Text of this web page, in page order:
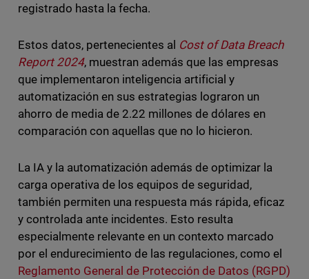
registrado hasta la fecha.
Estos datos, pertenecientes al Cost of Data Breach
Report 2024, muestran además que las empresas
que implementaron inteligencia artificial y
automatización en sus estrategias lograron un
ahorro de media de 2.22 millones de dólares en
comparación con aquellas que no lo hicieron.
La IA y la automatización además de optimizar la
carga operativa de los equipos de seguridad,
también permiten una respuesta más rápida, eficaz
y controlada ante incidentes. Esto resulta
especialmente relevante en un contexto marcado
por el endurecimiento de las regulaciones, como el
Reglamento General de Protección de Datos (RGPD)